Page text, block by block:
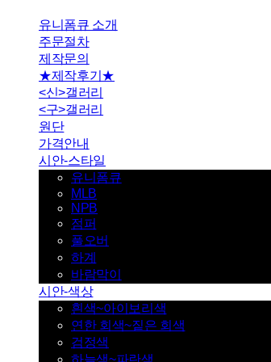
유니폼큐 소개
주문절차
제작문의
★제작후기★
<신>갤러리
<구>갤러리
원단
가격안내
시안-스타일
유니폼큐
MLB
NPB
점퍼
풀오버
하계
바람막이
시안-색상
흰색~아이보리색
연한 회색~짙은 회색
검정색